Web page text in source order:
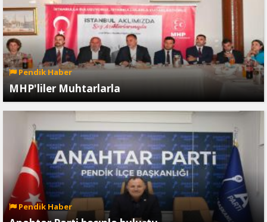
Pendik Haber
MHP'liler Muhtarlarla
Pendik Haber